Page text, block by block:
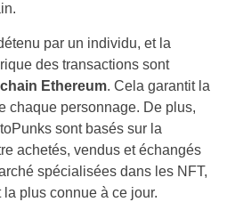
par un individu, et la
des transactions sont
Ethereum. Cela garantit la
chaque personnage. De plus,
sont basés sur la
achetés, vendus et échangés
spécialisées dans les NFT,
la plus connue à ce jour.